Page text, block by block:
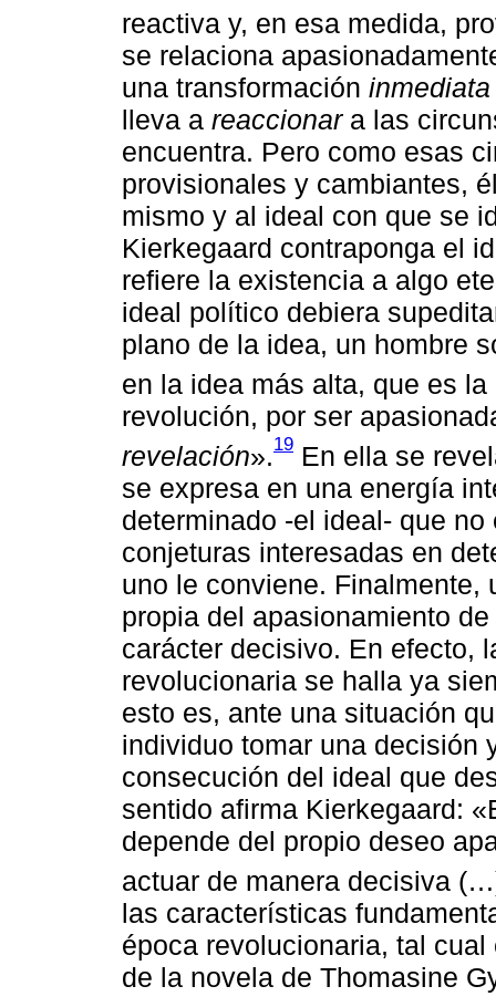
reactiva y, en esa medida,
se relaciona
una transformación inmediata
lleva a reaccionara las
encuentra. Pero como esas
provisionales y cambiantes,
mismo y al ideal con que se
Kierkegaard contraponga el
refiere la existencia a algo
ideal político debiera
plano de la idea, un hombre
en la idea más alta, que es
revolución, por ser
revelación».19 En ella se
se expresa en una energía
determinado -el ideal- que
conjeturas interesadas en
uno le conviene. Finalmente,
propia del apasionamiento
carácter decisivo. En efecto,
revolucionaria se halla ya
esto es, ante una situación
individuo tomar una decisión
consecución del ideal que
sentido afirma Kierkegaard:
depende del propio deseo
actuar de manera decisiva
las características
época revolucionaria, tal
de la novela de Thomasine